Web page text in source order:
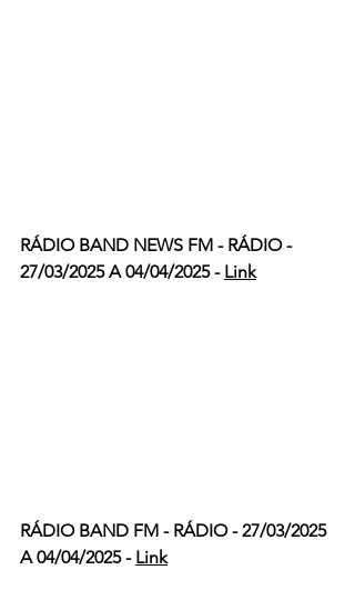
RÁDIO BAND NEWS FM - RÁDIO -
27/03/2025 A 04/04/2025 - Link
RÁDIO BAND FM - RÁDIO - 27/03/2025
A 04/04/2025 - Link